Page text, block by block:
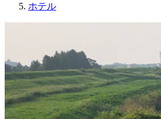
ホテル